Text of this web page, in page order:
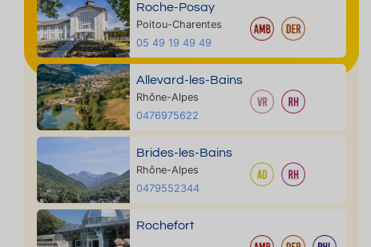
Roche-Posay
Poitou-Charentes
05 49 19 49 49
Allevard-les-Bains
Rhône-Alpes
0476975622
Brides-les-Bains
Rhône-Alpes
0479552344
Rochefort